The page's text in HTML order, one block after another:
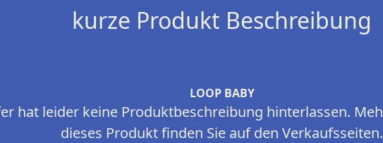
kurze Produkt Beschreibung
LOOP BABY
hat leider keine Produktbeschreibung hinterlassen.
dieses Produkt finden Sie auf den Verkaufsseiten.